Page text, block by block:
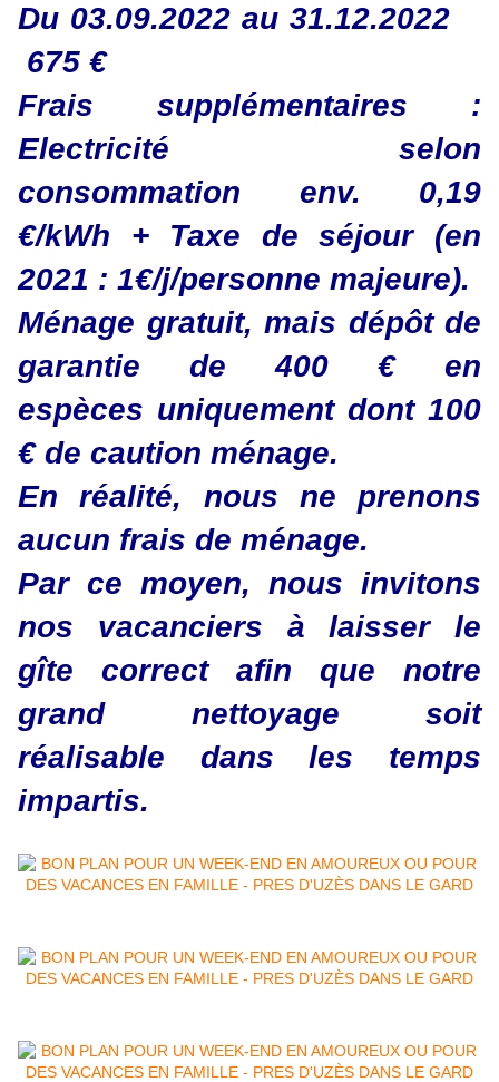
Du 03.09.2022 au 31.12.2022
675 €
Frais supplémentaires :
Electricité selon
consommation env. 0,19
€/kWh + Taxe de séjour (en
2021 : 1€/j/personne majeure).
Ménage gratuit, mais dépôt de
garantie de 400 € en
espèces uniquement dont 100
€ de caution ménage.
En réalité, nous ne prenons
aucun frais de ménage.
Par ce moyen, nous invitons
nos vacanciers à laisser le
gîte correctafin que notre
grand nettoyage soit
réalisable dans les temps
impartis.